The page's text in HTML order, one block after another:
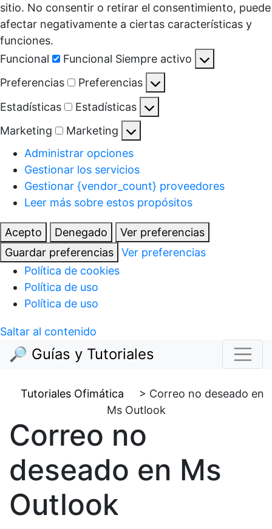
sitio. No consentir o retirar el consentimiento, puede
afectar negativamente a ciertas características y
funciones.
Funcional
Funcional Siempre activo
Preferencias
Preferencias
Estadísticas
Estadísticas
Marketing
Marketing
Administrar opciones
Gestionar los servicios
Gestionar {vendor_count} proveedores
Leer más sobre estos propósitos
Acepto Denegado
Ver preferencias
Guardar preferencias
Ver preferencias
Política de cookies
Política de uso
Política de uso
Saltar al contenido
🔎 Guías y Tutoriales
Tutoriales Ofimática > Correo no deseado en
Ms Outlook
Correo no
deseado en Ms
Outlook